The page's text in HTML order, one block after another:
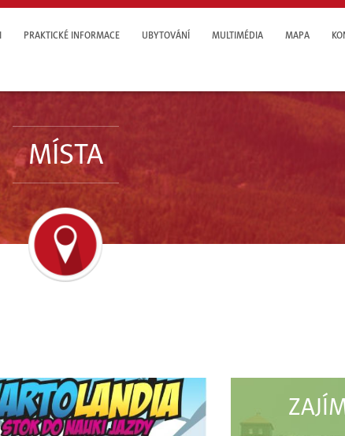
PRAKTICKÉ INFORMACE UBYTOVÁNÍ MULTIMÉDIA MAPA
MÍSTA